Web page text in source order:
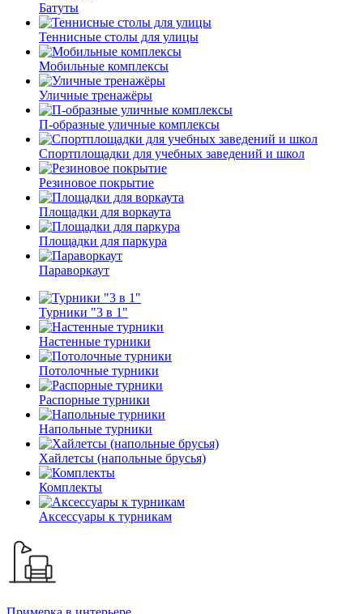
Батуты
Теннисные столы для улицы
Мобильные комплексы
Уличные тренажёры
П-образные уличные комплексы
Спортплощадки для учебных заведений и школ
Резиновое покрытие
Площадки для воркаута
Площадки для паркура
Параворкаут
Турники "3 в 1"
Настенные турники
Потолочные турники
Распорные турники
Напольные турники
Хайлетсы (напольные брусья)
Комплекты
Аксессуары к турникам